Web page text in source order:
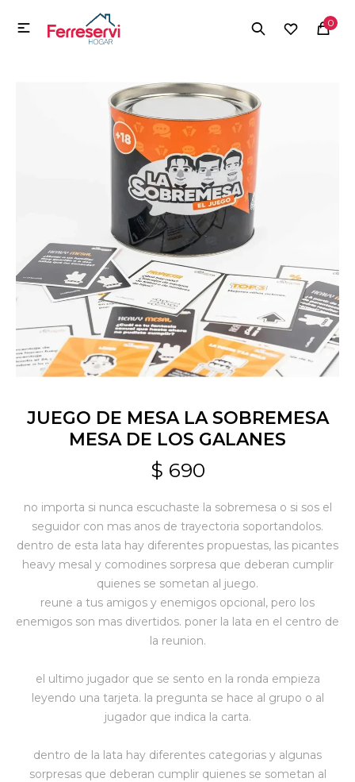
0

JUEGO DE MESA LA SOBREMESA
MESA DE LOS GALANES
$ 690
no importa si nunca escuchaste la sobremesa o si sos el
seguidor con mas anos de trayectoria soportandolos.
dentro de esta lata hay diferentes propuestas, las picantes
heavy mesal y comodines sorpresa que deberan cumplir
quienes se sometan al juego.
reune a tus amigos y enemigos opcional, pero los
enemigos son mas divertidos. poner la lata en el centro de
la reunion.
el ultimo jugador que se sento en la ronda empieza
leyendo una tarjeta. la pregunta se hace al grupo o al
jugador que indica la carta.
dentro de la lata hay diferentes categorias y algunas
sorpresas que deberan cumplir quienes se sometan al
MI CUENTA
Herramientas y Construcción
Electrodomésticos
Tecnología
Deportes
Camping
Jardín y Aire Libre
Bazar
Juguetes y artículos para bebé
Gastronomía
Ferretería